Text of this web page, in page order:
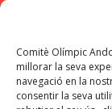
Comitè Olímpic
millorar la seva
navegació en la
consentir la seva